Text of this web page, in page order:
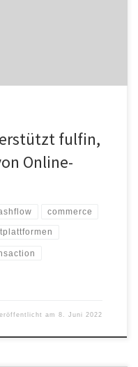
fulfin,
Online-
commerce
am8. Juni 2022